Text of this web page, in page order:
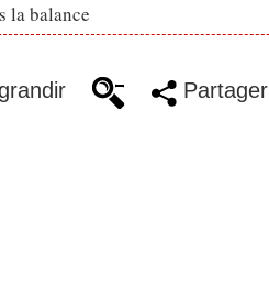
la balance
Partager